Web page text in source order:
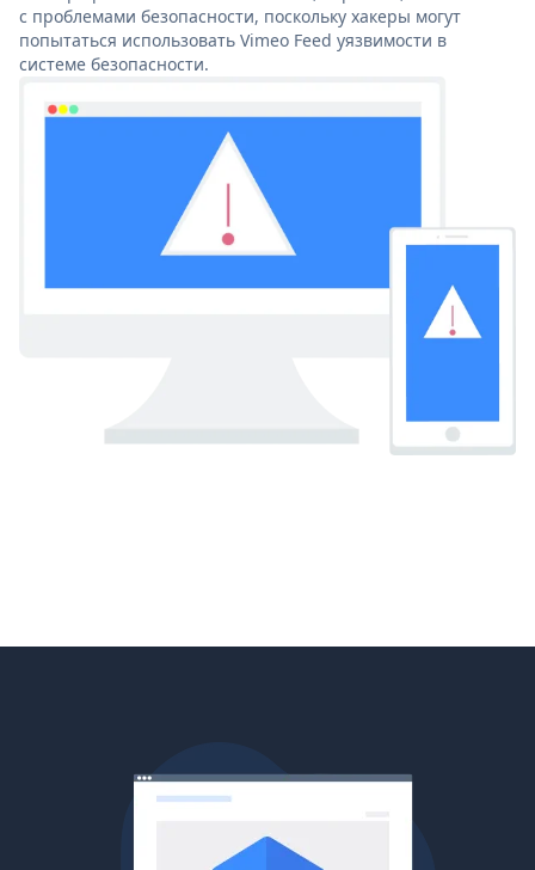
с проблемами безопасности, поскольку хакеры могут
попытаться использовать Vimeo Feed уязвимости в
системе безопасности.